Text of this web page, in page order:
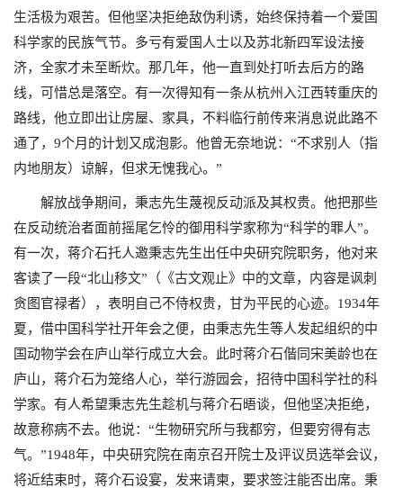
生活极为艰苦。但他坚决拒绝敌伪利诱，始终保持着一个爱国
科学家的民族气节。多亏有爱国人士以及苏北新四军设法接
济，全家才未至断炊。那几年，他一直到处打听去后方的路
线，可惜总是落空。有一次得知有一条从杭州入江西转重庆的
路线，他立即出让房屋、家具，不料临行前传来消息说此路不
通了， 9个月的计划又成泡影。他曾无奈地说：“不求别人（指
内地朋友）谅解，但求无愧我心。”
解放战争期间，秉志先生蔑视反动派及其权贵。他把那些
在反动统治者面前摇尾乞怜的御用科学家称为“科学的罪人”。
有一次，蒋介石托人邀秉志先生出任中央研究院职务，他对来
客读了一段“北山移文”（《古文观止》中的文章，内容是讽刺
贪图官禄者），表明自己不侍权贵，甘为平民的心迹。 1934年
夏，借中国科学社开年会之便，由秉志先生等人发起组织的中
国动物学会在庐山举行成立大会。此时蒋介石偕同宋美龄也在
庐山，蒋介石为笼络人心，举行游园会，招待中国科学社的科
学家。有人希望秉志先生趁机与蒋介石晤谈，但他坚决拒绝，
故意称病不去。他说：“生物研究所与我都穷，但要穷得有志
气。”1948年，中央研究院在南京召开院士及评议员选举会议，
将近结束时，蒋介石设宴，发来请柬，要求签注能否出席。秉